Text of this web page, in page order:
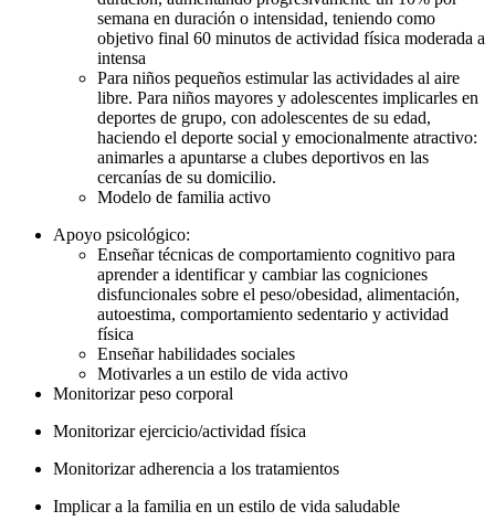
semana en duración o intensidad, teniendo como
objetivo final 60 minutos de actividad física moderada a
intensa
Para niños pequeños estimular las actividades al aire
libre. Para niños mayores y adolescentes implicarles en
deportes de grupo, con adolescentes de su edad,
haciendo el deporte social y emocionalmente atractivo:
animarles a apuntarse a clubes deportivos en las
cercanías de su domicilio.
Modelo de familia activo
Apoyo psicológico:
Enseñar técnicas de comportamiento cognitivo para
aprender a identificar y cambiar las cogniciones
disfuncionales sobre el peso/obesidad, alimentación,
autoestima, comportamiento sedentario y actividad
física
Enseñar habilidades sociales
Motivarles a un estilo de vida activo
Monitorizar peso corporal
Monitorizar ejercicio/actividad física
Monitorizar adherencia a los tratamientos
Implicar a la familia en un estilo de vida saludable